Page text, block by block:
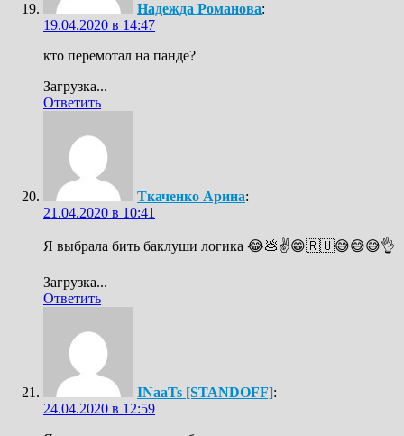
Надежда Романова:
19.04.2020 в 14:47
кто перемотал на панде?
Загрузка...
Ответить
Ткаченко Арина:
21.04.2020 в 10:41
Я выбрала бить баклуши логика 😂💩✌️😁🇷🇺😅😅😅👌
Загрузка...
Ответить
INaaTs [STANDOFF]:
24.04.2020 в 12:59